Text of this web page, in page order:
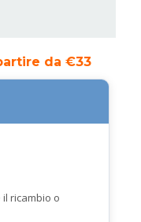
da €33
ricambio o